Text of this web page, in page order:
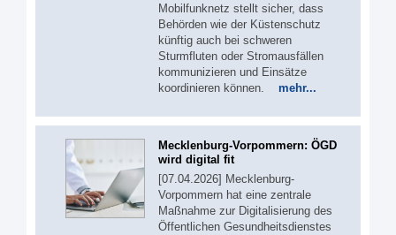
Mobilfunknetz stellt sicher, dass
Behörden wie der Küstenschutz
künftig auch bei schweren
Sturmfluten oder Stromausfällen
kommunizieren und Einsätze
koordinieren können. mehr...
Mecklenburg-Vorpommern: ÖGD
wird digital fit
[07.04.2026] Mecklenburg-
Vorpommern hat eine zentrale
Maßnahme zur Digitalisierung des
Öffentlichen Gesundheitsdienstes